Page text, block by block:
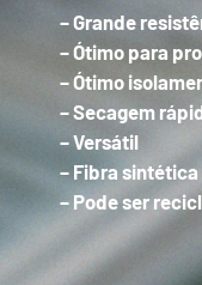
– Grande
– Ótimo para
– Ótimo
– Secagem
– Versátil
– Fibra sintética
– Pode ser